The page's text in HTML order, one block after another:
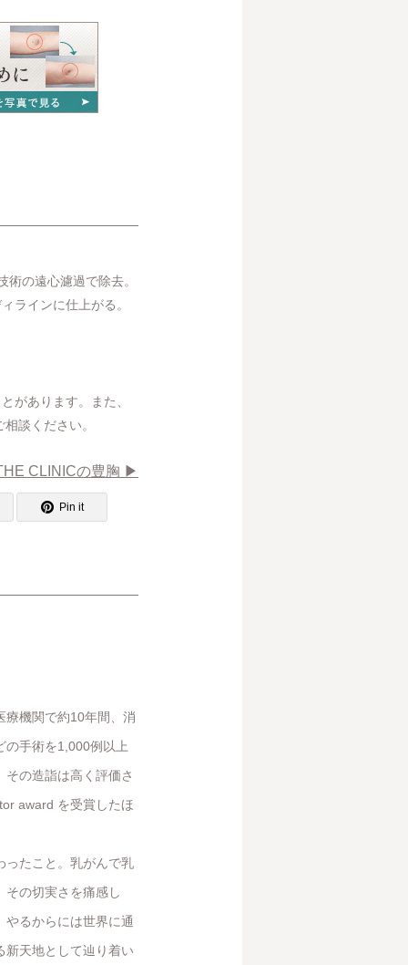
の遠心濾過で除去。
ラインに仕上がる。
があります。また、
談ください。
CLINICの豊胸 ▶︎
Pin it
療機関で約10年間、消
の手術を1,000例以上
の造詣は高く評価さ
award を受賞したほ
ったこと。乳がんで乳
その切実さを痛感し
るからには世界に通
新天地として辿り着い